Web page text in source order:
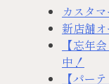
カスタ
新店舗
【忘年
中！
【パー